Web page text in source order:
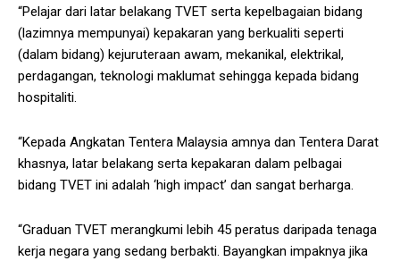
“Pelajar dari latar belakang TVET serta kepelbagaian bidang
(lazimnya mempunyai) kepakaran yang berkualiti seperti
(dalam bidang) kejuruteraan awam, mekanikal, elektrikal,
perdagangan, teknologi maklumat sehingga kepada bidang
hospitaliti.
“Kepada Angkatan Tentera Malaysia amnya dan Tentera Darat
khasnya, latar belakang serta kepakaran dalam pelbagai
bidang TVET ini adalah ‘high impact’ dan sangat berharga.
“Graduan TVET merangkumi lebih 45 peratus daripada tenaga
kerja negara yang sedang berbakti. Bayangkan impaknya jika